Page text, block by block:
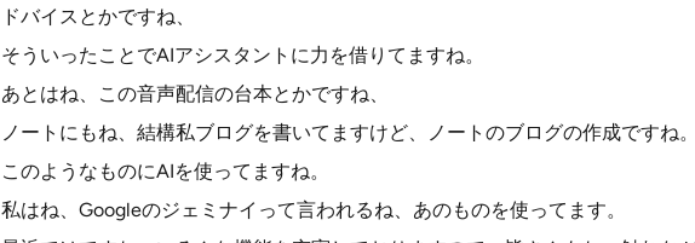
ドバイスとかですね、
そういったことでAIアシスタントに力を借りてますね。
あとはね、この音声配信の台本とかですね、
ノートにもね、結構私ブログを書いてますけど、ノートのブログの作成ですね。
このようなものにAIを使ってますね。
私はね、Googleのジェミナイって言われるね、あのものを使ってます。